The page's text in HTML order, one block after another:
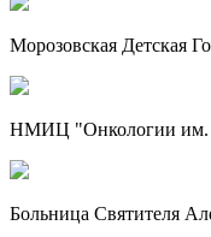
Морозовская Детская
НМИЦ "Онкологии им.
Больница Святителя